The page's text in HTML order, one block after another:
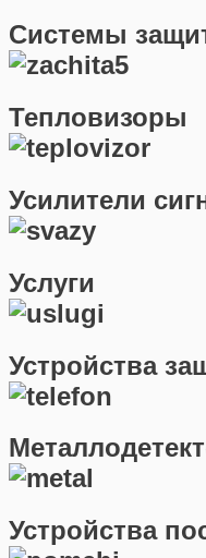
Системы
Тепловизоры
Усилители
Услуги
Устройства
Устройства